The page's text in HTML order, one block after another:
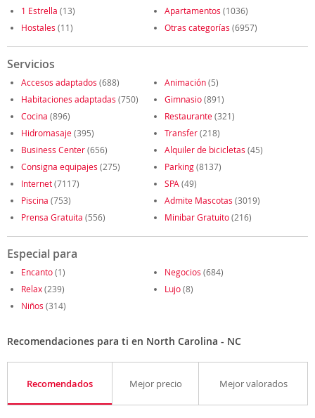
1 Estrella (13) Apartamentos (1036)
Hostales (11) Otras categorías (6957)
Servicios
Accesos adaptados (688) Animación(5)
Habitaciones adaptadas (750) Gimnasio(891)
Cocina (896) Restaurante(321)
Hidromasaje(395) Transfer(218)
Business Center(656) Alquiler de bicicletas (45)
Consigna equipajes (275) Parking(8137)
Internet(7117) SPA (49)
Piscina (753) Admite Mascotas (3019)
Prensa Gratuita (556) Minibar Gratuito(216)
Especial para
Encanto(1) Negocios (684)
Relax(239) Lujo(8)
Niños (314)
Recomendaciones para ti en North Carolina - NC
Recomendados Mejor precio Mejor valorados